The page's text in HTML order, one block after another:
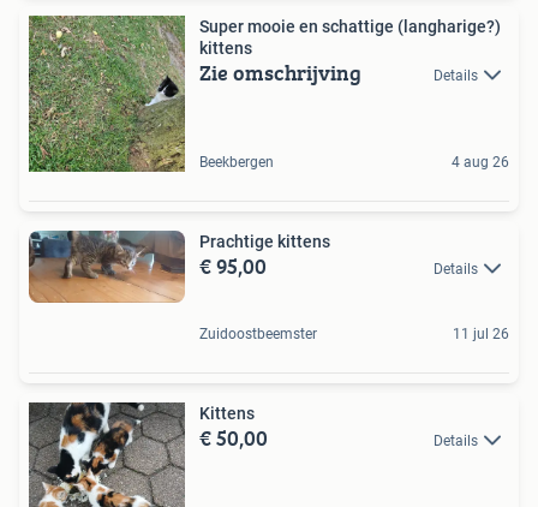
Super mooie en schattige (langharige?)
kittens
Zie omschrijving Details
Beekbergen 4 aug 26
Prachtige kittens
€ 95,00 Details
Zuidoostbeemster 11 jul 26
Kittens
€ 50,00 Details